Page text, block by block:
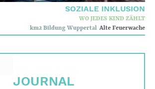
SOZIALE INKLUSION
WO JEDES KIND ZÄHLT
km2 Bildung Wuppertal Alte Feuerwache
JOURNAL
Stiftung
Wer wir sind